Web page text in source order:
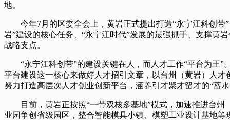
地。
今年7月的区委全会上，黄岩正式提出打造“永宁江科创带”
岩”建设的核心任务、“永宁江时代”发展的最强抓手、支撑黄
战略支点。
“永宁江科创带”的建设关键在人，而人才工作“平台为王”
平台建设这一核心来做好人才招引文章，以台州（黄岩）人才
努力打造高层次人才创业创新平台，涵养引才聚才留才的“蓄
目前，黄岩正按照“一带双核多基地”模式，加速推进台州
业园争创省级园区，整合智能模具小镇、模塑工业设计基地等